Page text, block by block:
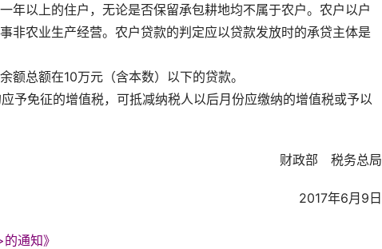
年以上的住户，无论是否保留承包耕地均不属于农户。农户以户
非农业生产经营。农户贷款的判定应以贷款发放时的承贷主体是
总额在10万元（含本数）以下的贷款。
免征的增值税，可抵减纳税人以后月份应缴纳的增值税或予以
财政部 税务总局
2017年6月9日
通知》